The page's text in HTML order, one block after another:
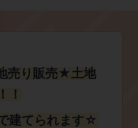
売り販売★土地
！
建てられます☆